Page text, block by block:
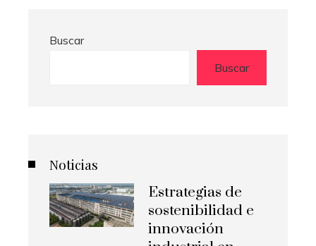
Buscar
Buscar
Noticias
Estrategias de
sostenibilidad e
innovación